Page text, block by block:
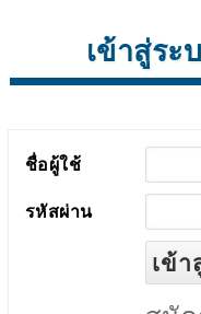
เข้าสู่ระ
ชื่อผู้ใช้
รหัสผ่าน